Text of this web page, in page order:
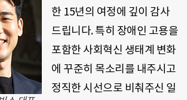
한 15년의 여정에 깊이 감사
드립니다. 특히 장애인 고용을
포함한 사회혁신 생태계 변화
에 꾸준히 목소리를 내주시고
정직한 시선으로 비춰주신 일